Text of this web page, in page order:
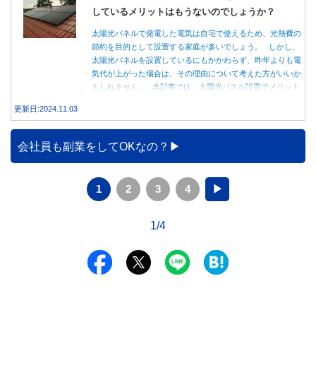
しているメリットはもうないのでしょうか？
太陽光パネルで発電した電気は自宅で使えるため、光熱費の
節約を目的として設置する家庭が多いでしょう。 しかし、
太陽光パネルを設置しているにもかかわらず、昨年よりも電
気代が上がった場合は、その理由について考えた方がいいか
もしれません。 本記事では、太陽光パネル設置でメリット
更新日:2024.11.03
会社員も副業をしてOKなの？
1 2 3 4 ▶
1/4